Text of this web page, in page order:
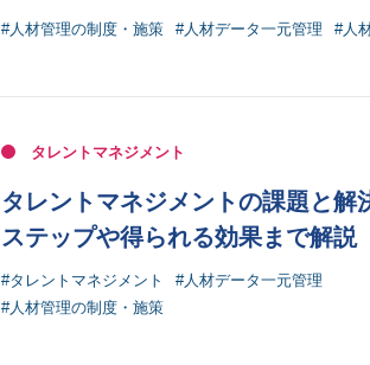
#人材管理の制度・施策 #人材データ一元管理 #人
タレントマネジメント
タレントマネジメントの課題と解
ステップや得られる効果まで解説
#タレントマネジメント
#人材データ一元管理
#人材管理の制度・施策